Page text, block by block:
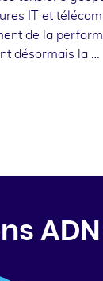
IT et
de la
désormais la …